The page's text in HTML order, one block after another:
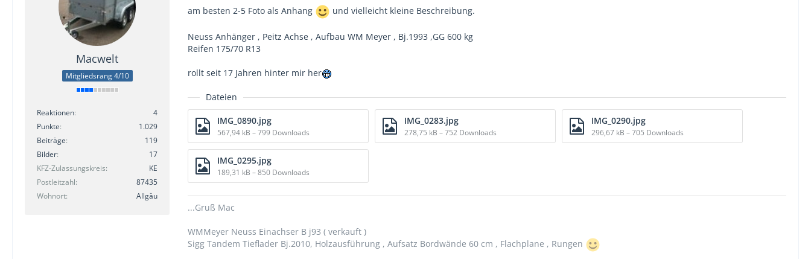
Macwelt
Mitgliedsrang 4/10
Reaktionen
4
Punkte
1.029
Beiträge
119
Bilder
17
KFZ-Zulassungskreis
KE
Postleitzahl
87435
Wohnort
Allgäu
am besten 2-5 Foto als Anhang und vielleicht kleine Beschreibung.
Neuss Anhänger , Peitz Achse , Aufbau WM Meyer , Bj.1993 ,GG 600 kg
Reifen 175/70 R13
rollt seit 17 Jahren hinter mir her
Dateien
IMG_0890.jpg
567,94 kB – 799 Downloads
IMG_0283.jpg
278,75 kB – 752 Downloads
IMG_0290.jpg
296,67 kB – 705 Downloads
IMG_0295.jpg
189,31 kB – 850 Downloads
...Gruß Mac
WMMeyer Neuss Einachser B j93 ( verkauft )
Sigg Tandem Tieflader Bj.2010, Holzausführung , Aufsatz Bordwände 60 cm , Flachplane , Rungen